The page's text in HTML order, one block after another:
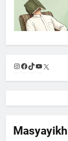
6
Instagram
Facebook
TikTok
YouTube